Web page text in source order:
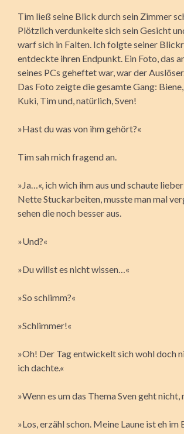
Tim ließ seine Blick durch sein Zimmer
Plötzlich verdunkelte sich sein Gesicht
warf sich in Falten. Ich folgte seiner
entdeckte ihren Endpunkt. Ein Foto, das
seines PCs geheftet war, war der
Das Foto zeigte die gesamte Gang:
Kuki, Tim und, natürlich, Sven!
»Hast du was von ihm gehört?«
Tim sah mich fragend an.
»Ja…«, ich wich ihm aus und schaute
Nette Stuckarbeiten, musste man mal
sehen die noch besser aus.
»Und?«
»Du willst es nicht wissen…«
»So schlimm?«
»Schlimmer!«
»Oh! Der Tag entwickelt sich wohl doch
ich dachte.«
»Wenn es um das Thema Sven geht nicht,
»Los, erzähl schon. Meine Laune ist eh im